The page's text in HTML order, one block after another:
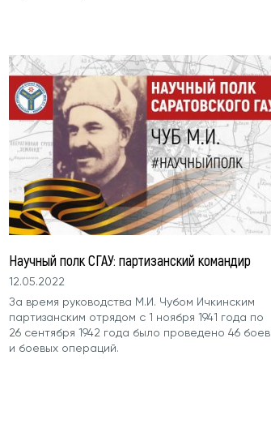
Научный полк СГАУ: партизанский командир
12.05.2022
За время руководства М.И. Чубом Ичкинским
партизанским отрядом с 1 ноября 1941 года по
26 сентября 1942 года было проведено 46 боев
и боевых операций.